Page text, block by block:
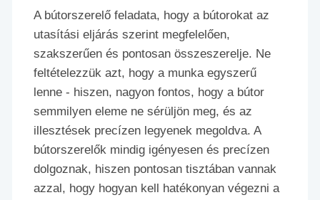
A bútorszerelő feladata, hogy a bútorokat az
utasítási eljárás szerint megfelelően,
szakszerűen és pontosan összeszerelje. Ne
feltételezzük azt, hogy a munka egyszerű
lenne - hiszen, nagyon fontos, hogy a bútor
semmilyen eleme ne sérüljön meg, és az
illesztések precízen legyenek megoldva. A
bútorszerelők mindig igényesen és precízen
dolgoznak, hiszen pontosan tisztában vannak
azzal, hogy hogyan kell hatékonyan végezni a